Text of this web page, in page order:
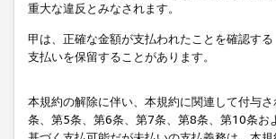
重大な違反とみなされます。
甲は、正確な金額が支払われたことを確認す
支払いを保留することがあります。
本規約の解除に伴い、本規約に関連して付与
条、第5条、第6条、第7条、第8条、第10条お